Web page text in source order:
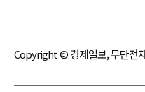
Copyright © 경제일보, 무단전